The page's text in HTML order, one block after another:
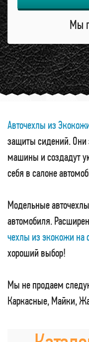
Мы
Авточехлы из
защиты сидений. Они
машины и создадут
себя в салоне
Модельные
автомобиля.
чехлы из экокожи на
хороший выбор!
Мы не продаем
Каркасные, Майки,